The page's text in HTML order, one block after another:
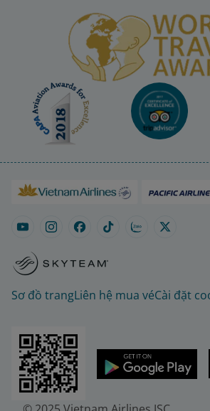
Sơ đồ trangLiên hệ mua véCài đặt